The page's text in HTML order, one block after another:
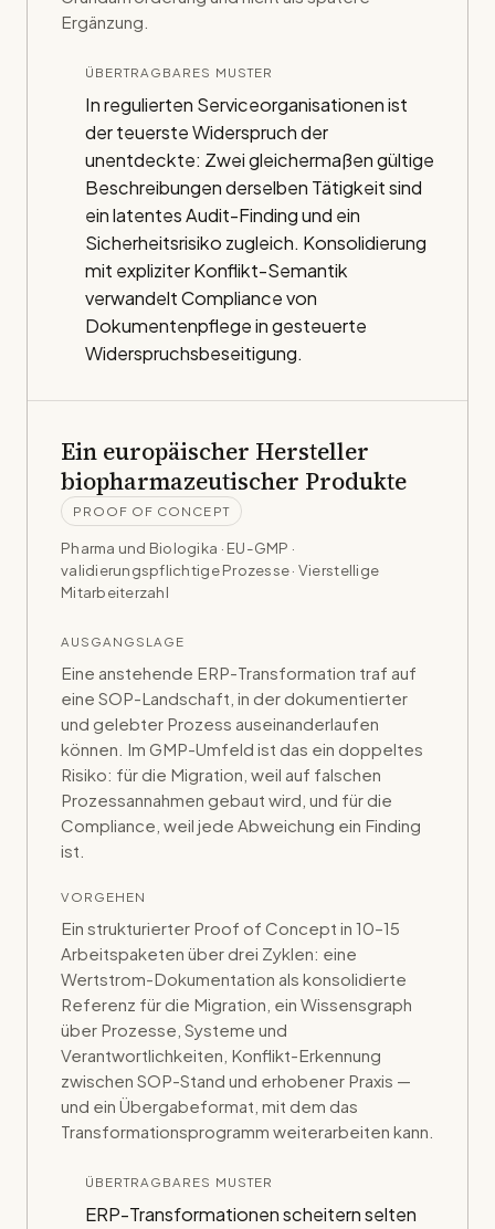
Ergänzung.
ÜBERTRAGBARES MUSTER
In regulierten Serviceorganisationen ist
der teuerste Widerspruch der
unentdeckte: Zwei gleichermaßen gültige
Beschreibungen derselben Tätigkeit sind
ein latentes Audit-Finding und ein
Sicherheitsrisiko zugleich. Konsolidierung
mit expliziter Konflikt-Semantik
verwandelt Compliance von
Dokumentenpflege in gesteuerte
Widerspruchsbeseitigung.
Ein europäischer Hersteller
biopharmazeutischer Produkte
PROOF OF CONCEPT
Pharma und Biologika · EU-GMP ·
validierungspflichtige Prozesse· Vierstellige
Mitarbeiterzahl
AUSGANGSLAGE
Eine anstehende ERP-Transformation traf auf
eine SOP-Landschaft, in der dokumentierter
und gelebter Prozess auseinanderlaufen
können. Im GMP-Umfeld ist das ein doppeltes
Risiko: für die Migration, weil auf falschen
Prozessannahmen gebaut wird, und für die
Compliance, weil jede Abweichung ein Finding
ist.
VORGEHEN
Ein strukturierter Proof of Concept in 10–15
Arbeitspaketen über drei Zyklen: eine
Wertstrom-Dokumentation als konsolidierte
Referenz für die Migration, ein Wissensgraph
über Prozesse, Systeme und
Verantwortlichkeiten, Konflikt-Erkennung
zwischen SOP-Stand und erhobener Praxis —
und ein Übergabeformat, mit dem das
Transformationsprogramm weiterarbeiten kann.
ÜBERTRAGBARES MUSTER
ERP-Transformationen scheitern selten